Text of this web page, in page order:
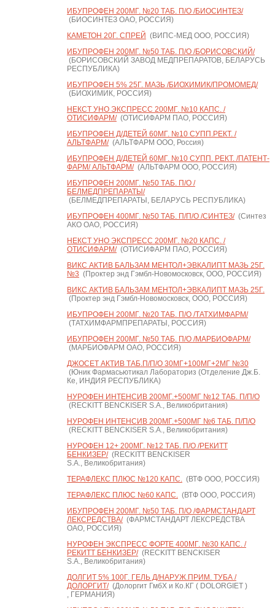
ИБУПРОФЕН 200МГ. №20 ТАБ. П/О /БИОСИНТЕЗ/
(БИОСИНТЕЗ ОАО, РОССИЯ)
КАМЕТОН 20Г. СПРЕЙ (ВИПС-МЕД ООО, РОССИЯ)
ИБУПРОФЕН 200МГ. №50 ТАБ. П/О /БОРИСОВСКИЙ/
(БОРИСОВСКИЙ ЗАВОД МЕДПРЕПАРАТОВ, БЕЛАРУСЬ
РЕСПУБЛИКА)
ИБУПРОФЕН 5% 25Г. МАЗЬ /БИОХИМИК/ПРОМОМЕД/
(БИОХИМИК, РОССИЯ)
НЕКСТ УНО ЭКСПРЕСС 200МГ. №10 КАПС. /
ОТИСИФАРМ/(ОТИСИФАРМ ПАО, РОССИЯ)
ИБУПРОФЕН Д/ДЕТЕЙ 60МГ. №10 СУПП.РЕКТ. /
АЛЬТФАРМ/(АЛЬТФАРМ ООО, Россия)
ИБУПРОФЕН Д/ДЕТЕЙ 60МГ. №10 СУПП. РЕКТ. /ПАТЕНТ-
ФАРМ/ АЛЬТФАРМ/(АЛЬТФАРМ ООО, РОССИЯ)
ИБУПРОФЕН 200МГ. №50 ТАБ. П/О /
БЕЛМЕДПРЕПАРАТЫ/
(БЕЛМЕДПРЕПАРАТЫ, БЕЛАРУСЬ РЕСПУБЛИКА)
ИБУПРОФЕН 400МГ. №50 ТАБ. П/П/О /СИНТЕЗ/(Синтез
АКО ОАО, РОССИЯ)
НЕКСТ УНО ЭКСПРЕСС 200МГ. №20 КАПС. /
ОТИСИФАРМ/(ОТИСИФАРМ ПАО, РОССИЯ)
ВИКС АКТИВ БАЛЬЗАМ МЕНТОЛ+ЭВКАЛИПТ МАЗЬ 25Г.
№3 (Проктер энд Гэмбл-Новомосковск, ООО, РОССИЯ)
ВИКС АКТИВ БАЛЬЗАМ МЕНТОЛ+ЭВКАЛИПТ МАЗЬ 25Г.
(Проктер энд Гэмбл-Новомосковск, ООО, РОССИЯ)
ИБУПРОФЕН 200МГ. №20 ТАБ. П/О /ТАТХИМФАРМ/
(ТАТХИМФАРМПРЕПАРАТЫ, РОССИЯ)
ИБУПРОФЕН 200МГ. №50 ТАБ. П/О /МАРБИОФАРМ/
(МАРБИОФАРМ ОАО, РОССИЯ)
ДЖОСЕТ АКТИВ ТАБ.П/П/О 30МГ+100МГ+2МГ №30
(Юник Фармасьютикал Лабораториз (Отделение Дж.Б.
Ке, ИНДИЯ РЕСПУБЛИКА)
НУРОФЕН ИНТЕНСИВ 200МГ.+500МГ №12 ТАБ. П/П/О
(RECKITT BENCKISER S.A., Великобритания)
НУРОФЕН ИНТЕНСИВ 200МГ.+500МГ №6 ТАБ. П/П/О
(RECKITT BENCKISER S.A., Великобритания)
НУРОФЕН 12+ 200МГ. №12 ТАБ. П/О /РЕКИТТ
БЕНКИЗЕР/(RECKITT BENCKISER
S.A., Великобритания)
ТЕРАФЛЕКС ПЛЮС №120 КАПС.(ВТФ ООО, РОССИЯ)
ТЕРАФЛЕКС ПЛЮС №60 КАПС.(ВТФ ООО, РОССИЯ)
ИБУПРОФЕН 200МГ. №50 ТАБ. П/О /ФАРМСТАНДАРТ
ЛЕКСРЕДСТВА/(ФАРМСТАНДАРТ ЛЕКСРЕДСТВА
ОАО, РОССИЯ)
НУРОФЕН ЭКСПРЕСС ФОРТЕ 400МГ. №30 КАПС. /
РЕКИТТ БЕНКИЗЕР/(RECKITT BENCKISER
S.A., Великобритания)
ДОЛГИТ 5% 100Г. ГЕЛЬ Д/НАРУЖ.ПРИМ. ТУБА /
ДОЛОРГИТ/(Долоргит ГмбХ и Ко.КГ ( DOLORGIET )
, ГЕРМАНИЯ)